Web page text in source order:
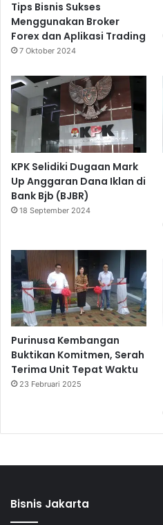
Tips Bisnis Sukses
Menggunakan Broker
Forex dan Aplikasi Trading
7 Oktober 2024
KPK Selidiki Dugaan Mark
Up Anggaran Dana Iklan di
Bank Bjb (BJBR)
18 September 2024
Purinusa Kembangan
Buktikan Komitmen, Serah
Terima Unit Tepat Waktu
23 Februari 2025
Bisnis Jakarta